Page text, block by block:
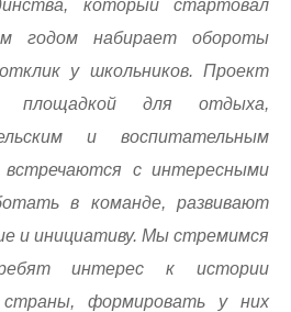
который стартовал
годом набирает обороты
у школьников. Проект
для отдыха,
и воспитательным
с интересными
в команде, развивают
и инициативу. Мы стремимся
интерес к истории
формировать у них